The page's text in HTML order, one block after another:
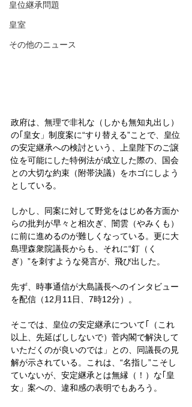
皇位継承問題
皇室
その他のニュース
政府は、無理で非礼な（しかも無知丸出し）
の｢皇女」制度案に“すり替える”ことで、皇位
の安定継承への検討という、上皇陛下のご譲
位を可能にした特例法が成立した際の、国会
との大切な約束（附帯決議）をホゴにしよう
としている。
しかし、同案に対して野党をはじめ各方面か
らの批判が早々と相次ぎ、闇雲（やみくも）
に前に進めるのが難しくなっている。更に大
島理森衆院議長からも、それに“釘（く
ぎ）”を刺すような発言が、飛び出した。
先ず、時事通信が大島議長へのインタビュー
を配信（12月11日、7時12分）。
そこでは、皇位の安定継承について｢（これ
以上、先延ばししないで）菅内閣で解決して
いただくのが良いのでは」との、同議長の見
解が示されている。これは、“名指し”こそし
ていないが、安定継承とは無縁（！）な｢皇
女」案への、違和感の表明でもあろう。